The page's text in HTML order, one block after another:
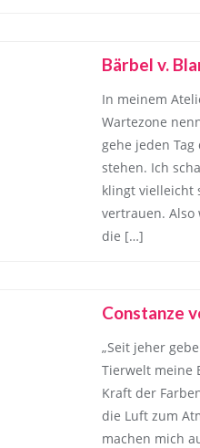
Bärbel v.
In meinem
Wartezone
gehe jeden
stehen. Ich
klingt vielleicht
vertrauen. Also
die […]
Constanze
„Seit jeher
Tierwelt meine
Kraft der
die Luft zum
machen mich